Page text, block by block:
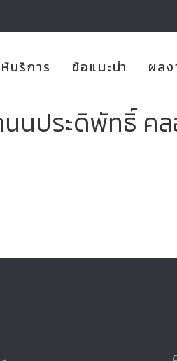
บริการ ข้อแนะนำ ผลง
นประดิพัทธิ์ ค